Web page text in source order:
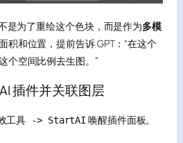
是为了重绘这个色块，而是作为多模
积和位置，提前告诉 GPT：“在这个
个空间比例去生图。”
插件并关联图层
工具 -> StartAI 唤醒插件面板。